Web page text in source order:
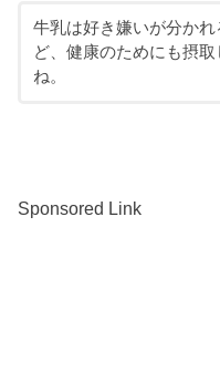
牛乳は好き嫌いが分か
ど、健康のためにも摂
ね。
Sponsored Link